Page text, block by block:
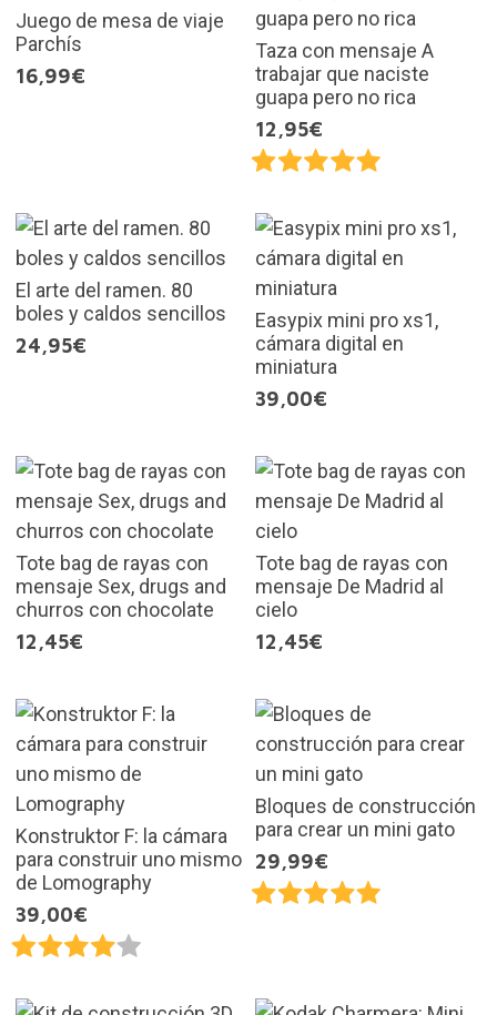
Juego de mesa de viaje
Parchís
16,99€
Taza con mensaje A
trabajar que naciste
guapa pero no rica
12,95€
El arte del ramen. 80
boles y caldos sencillos
24,95€
Easypix mini pro xs1,
cámara digital en
miniatura
39,00€
Tote bag de rayas con
mensaje Sex, drugs and
churros con chocolate
12,45€
Tote bag de rayas con
mensaje De Madrid al
cielo
12,45€
Konstruktor F: la cámara
para construir uno mismo
de Lomography
39,00€
Bloques de construcción
para crear un mini gato
29,99€